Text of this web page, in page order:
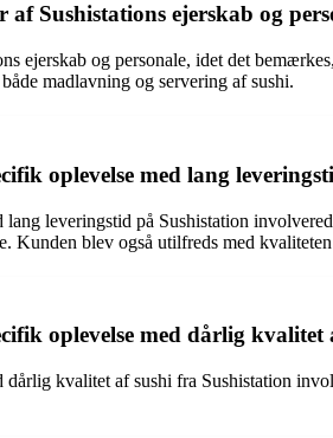
Sushistations ejerskab og
ejerskab og personale, idet det
madlavning og servering af sushi.
oplevelse med lang
leveringstid på Sushistation
Kunden blev også utilfreds med
oplevelse med dårlig kvalitet
dårlig kvalitet af sushi fra Sushistation